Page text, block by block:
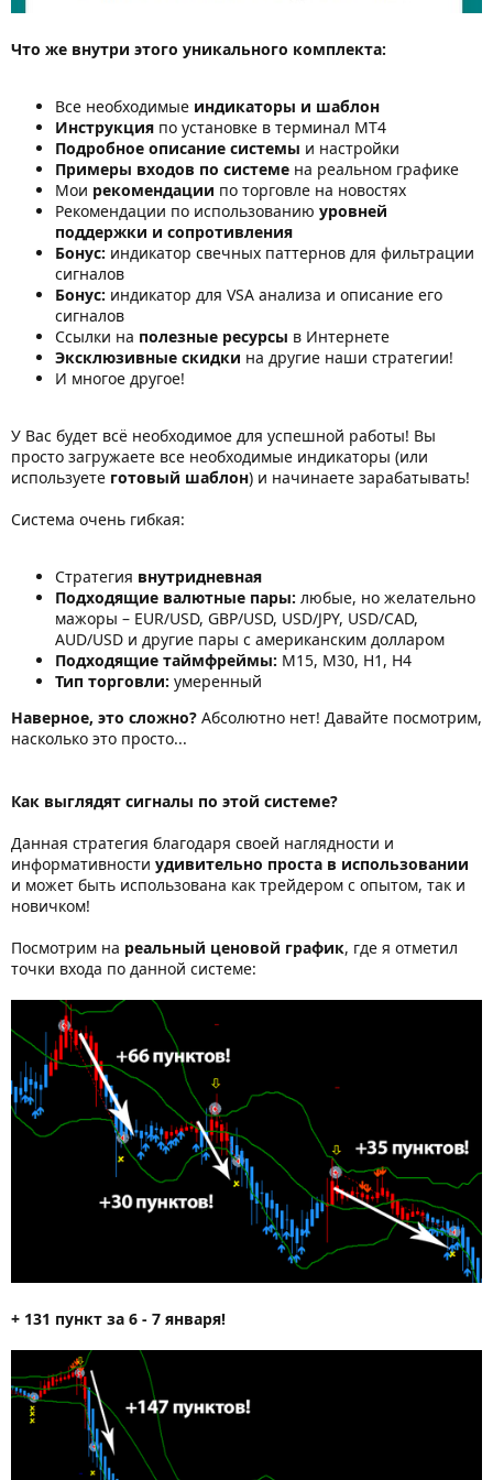
Что же внутри этого уникального комплекта:
Все необходимые индикаторы и шаблон
Инструкция по установке в терминал МТ4
Подробное описание системы и настройки
Примеры входов по системе на реальном графике
Мои рекомендации по торговле на новостях
Рекомендации по использованию уровней
поддержки и сопротивления
Бонус: индикатор свечных паттернов для фильтрации
сигналов
Бонус: индикатор для VSA анализа и описание его
сигналов
Ссылки на полезные ресурсы в Интернете
Эксклюзивные скидки на другие наши стратегии!
И многое другое!
У Вас будет всё необходимое для успешной работы! Вы
просто загружаете все необходимые индикаторы (или
используете готовый шаблон) и начинаете зарабатывать!
Система очень гибкая:
Стратегия внутридневная
Подходящие валютные пары: любые, но желательно
мажоры – EUR/USD, GBP/USD, USD/JPY, USD/CAD,
AUD/USD и другие пары с американским долларом
Подходящие таймфреймы: М15, М30, Н1, Н4
Тип торговли: умеренный
Наверное, это сложно? Абсолютно нет! Давайте посмотрим,
насколько это просто...
Как выглядят сигналы по этой системе?
Данная стратегия благодаря своей наглядности и
информативности удивительно проста в использовании
и может быть использована как трейдером с опытом, так и
новичком!
Посмотрим на реальный ценовой график, где я отметил
точки входа по данной системе:
+ 131 пункт за 6 - 7 января!